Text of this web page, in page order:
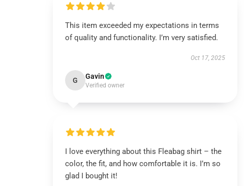
This item exceeded my expectations in terms
of quality and functionality. I’m very satisfied.
Oct 17, 2025
G Gavin
Verified owner
I love everything about this Fleabag shirt – the
color, the fit, and how comfortable it is. I’m so
glad I bought it!